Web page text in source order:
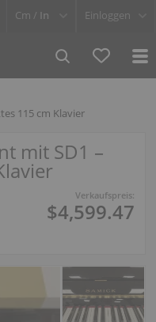
Cm / In Einloggen
115 cm Klavier
mit SD1 –
Verkaufspreis:
$4,599.47